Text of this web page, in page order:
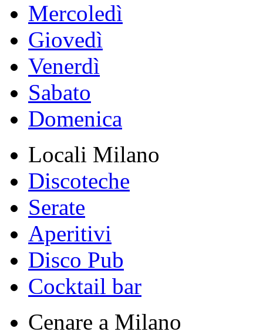
Mercoledì
Giovedì
Venerdì
Sabato
Domenica
Locali Milano
Discoteche
Serate
Aperitivi
Disco Pub
Cocktail bar
Cenare a Milano